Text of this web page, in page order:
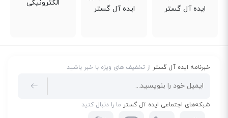
خبرنامه ایده آل گستر از تخفیف های ویژه با خبر باشید
شبکه‌های اجتماعی ایده آل گستر ما را دنبال کنید